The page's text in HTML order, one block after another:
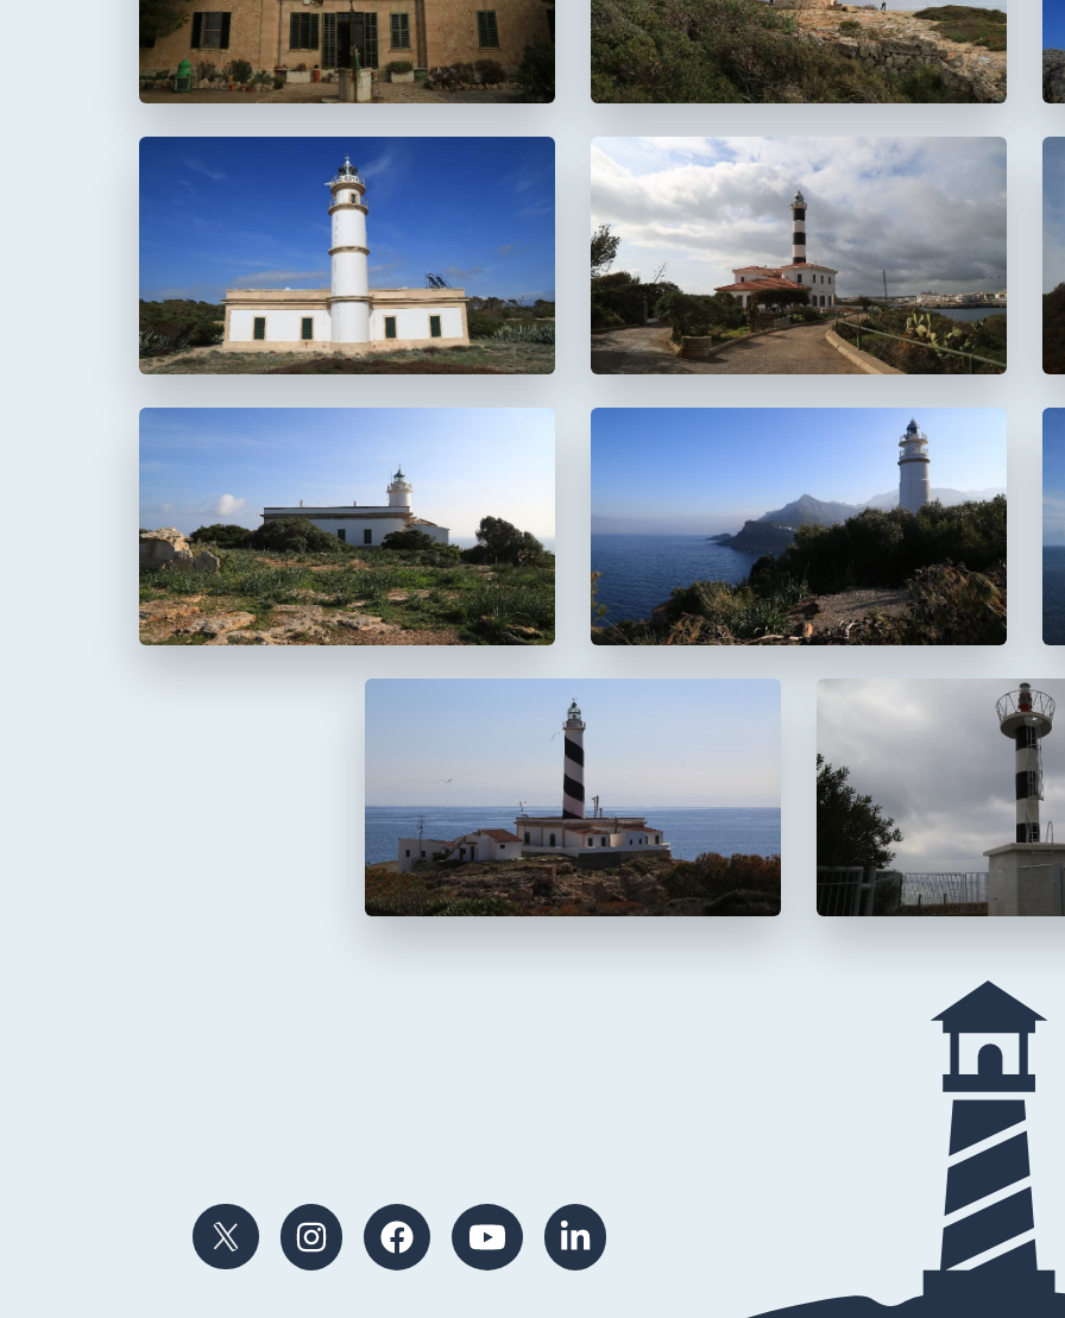
Faro del Cap Salines Faro de Portocolom
Faro del Cap Blanc
Cabo Blanco
Faro del Cap Gros
De Muleta
Faro de Cala Figuera Faro de